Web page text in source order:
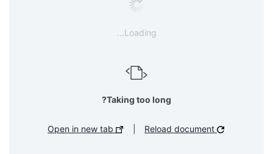
Loading...
Taking too long?